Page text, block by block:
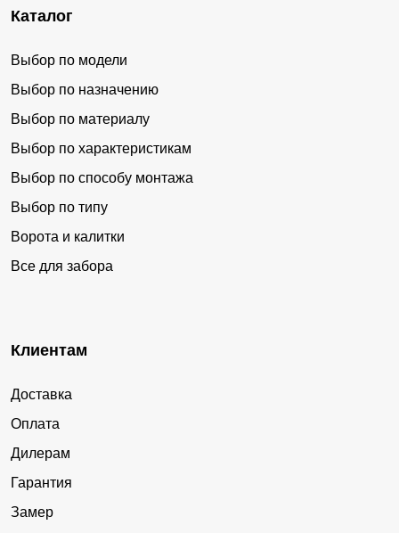
Каталог
Выбор по модели
Выбор по назначению
Выбор по материалу
Выбор по характеристикам
Выбор по способу монтажа
Выбор по типу
Ворота и калитки
Все для забора
Клиентам
Доставка
Оплата
Дилерам
Гарантия
Замер